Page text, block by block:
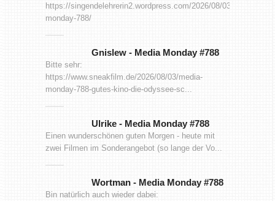
https://singendelehrerin2.wordpress.com/2026/08/03/media-
monday-788/
Gnislew - Media Monday #788
Bitte sehr:
https://www.sneakfilm.de/2026/08/03/media-
monday-788-gutes-kino-die-odyssee-sc...
Ulrike - Media Monday #788
Einen wunderschönen guten Morgen - heute mit
zwei Filmen im Sonderangebot (so lange der Vo...
Wortman - Media Monday #788
Bin natürlich auch wieder dabei: